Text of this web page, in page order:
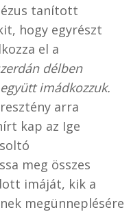
tanított
hogy egyrészt
el a
délben
imádkozzuk.
arra
kap az Ige
meg összes
imáját, kik a
megünneplésére